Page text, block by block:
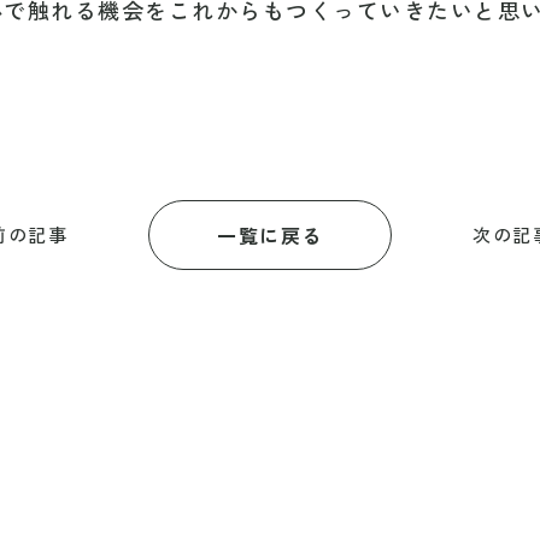
触れる機会をこれからもつくっていきたいと思い
の記事 一覧に戻る 次の記